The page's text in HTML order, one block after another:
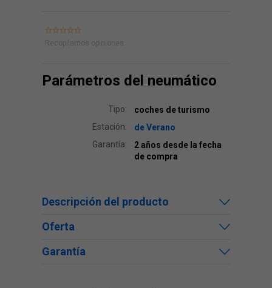
Recopilamos opiniones.
Parámetros del neumático
Tipo:
coches de turismo
Estación:
de Verano
Garantía:
2 años desde la fecha
de compra
Descripción del producto
Oferta
Garantía